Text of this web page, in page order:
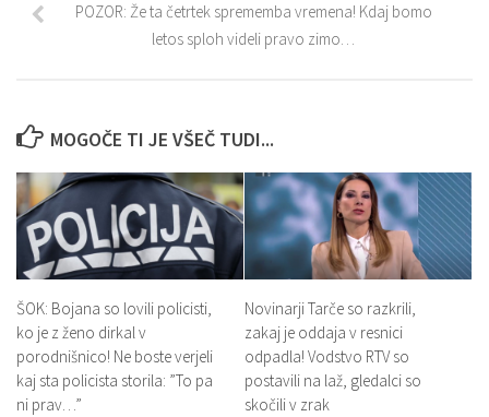
POZOR: Že ta četrtek sprememba vremena! Kdaj bomo
letos sploh videli pravo zimo…
MOGOČE TI JE VŠEČ TUDI...
ŠOK: Bojana so lovili policisti,
ko je z ženo dirkal v
porodnišnico! Ne boste verjeli
kaj sta policista storila: ”To pa
ni prav…”
Novinarji Tarče so razkrili,
zakaj je oddaja v resnici
odpadla! Vodstvo RTV so
postavili na laž, gledalci so
skočili v zrak